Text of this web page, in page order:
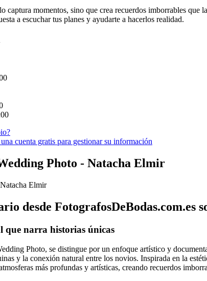
captura momentos, sino que crea recuerdos imborrables que
a escuchar tus planes y ayudarte a hacerlos realidad.
cuenta gratis para gestionar su información
Photo - Natacha Elmir
desde
que narra historias únicas
Photo, se distingue por un enfoque artístico y
y la conexión natural entre los novios. Inspirada en la
más profundas y artísticas, creando recuerdos